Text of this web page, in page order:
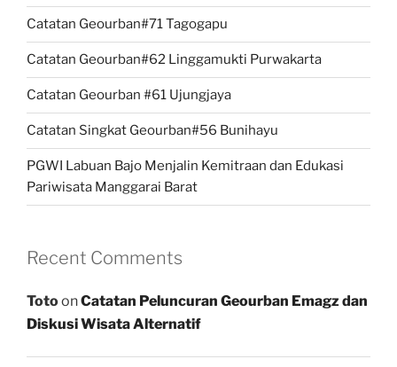
Catatan Geourban#71 Tagogapu
Catatan Geourban#62 Linggamukti Purwakarta
Catatan Geourban #61 Ujungjaya
Catatan Singkat Geourban#56 Bunihayu
PGWI Labuan Bajo Menjalin Kemitraan dan Edukasi
Pariwisata Manggarai Barat
Recent Comments
TotoonCatatan Peluncuran Geourban Emagz dan
Diskusi Wisata Alternatif